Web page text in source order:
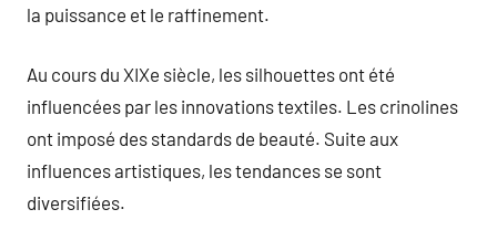
la puissance et le raffinement.
Au cours du XIXe siècle, les silhouettes ont été
influencées par les innovations textiles. Les crinolines
ont imposé des standards de beauté. Suite aux
influences artistiques, les tendances se sont
diversifiées.